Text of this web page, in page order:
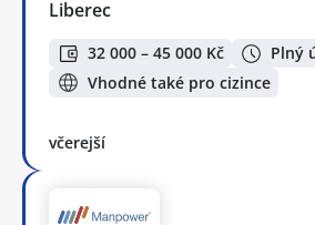
Liberec
32 000 – 45 000 Kč
Plný
Vhodné také pro cizince
včerejší